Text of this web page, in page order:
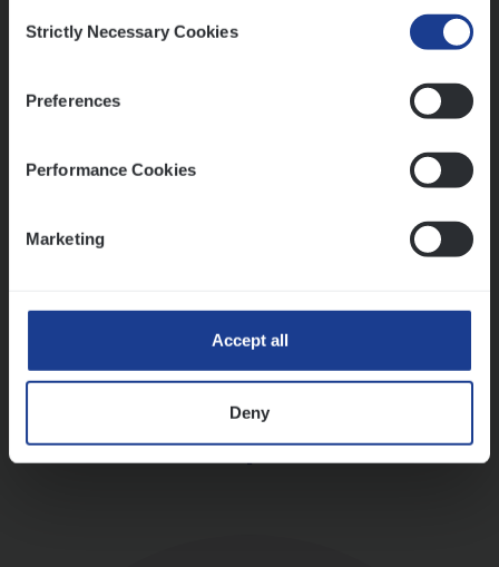
Selection
Strictly Necessary Cookies
Preferences
Performance Cookies
Marketing
Accept all
Deny
Vorige Volgende
Mathias houdt van diepgaande dossiers én droge
Thalia zoekt graag oplossingen, in games én op het
Ons sollicitatieproces